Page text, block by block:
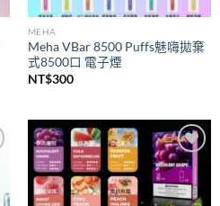
MEHA
Meha VBar 8500 Puffs魅嗨拋棄
式8500口 電子煙
NT$300
Add to
wishlist